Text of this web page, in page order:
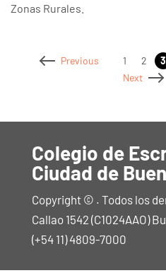
Zonas Rurales.
Previous 1 2 3
Next
Colegio de
Ciudad de
Copyright © . Todos los
Callao 1542 (C1024AAO)
(+54 11) 4809-7000